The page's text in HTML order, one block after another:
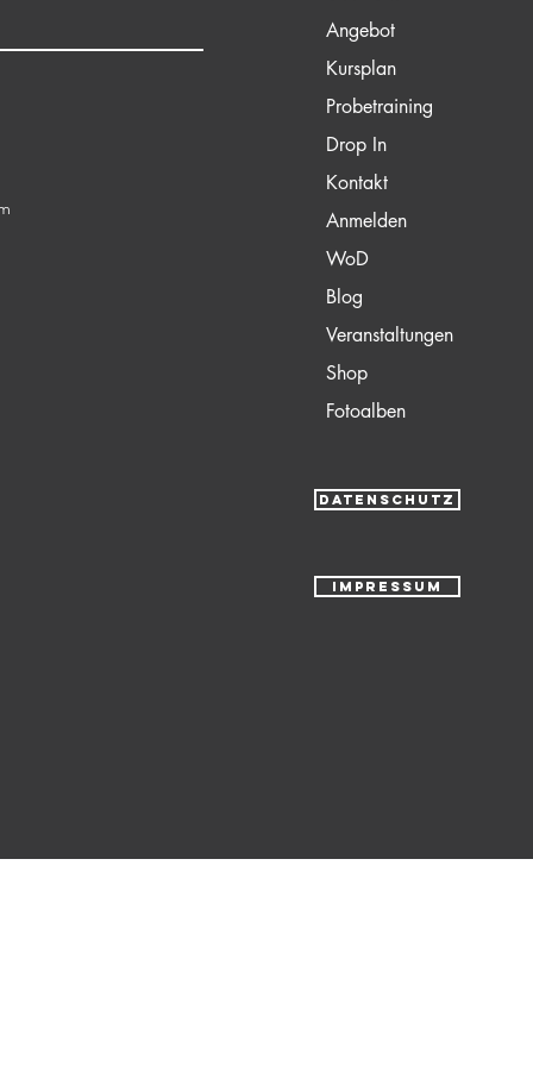
Angebot
Kursplan
Probetraining
Drop In
Kontakt
Anmelden
WoD
Blog
Veranstaltungen
Shop
Fotoalben
DATENSCHUTZ
IMPRESSUM